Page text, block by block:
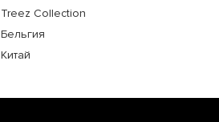
Treez Collection
Бельгия
Китай